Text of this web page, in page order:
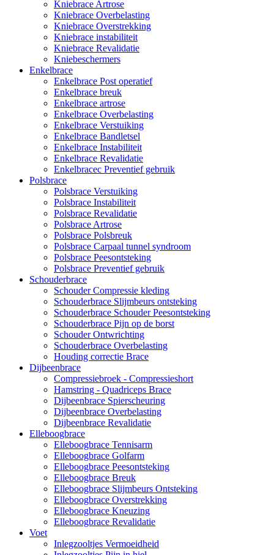
Kniebrace Artrose
Kniebrace Overbelasting
Kniebrace Overstrekking
Kniebrace instabiliteit
Kniebrace Revalidatie
Kniebeschermers
Enkelbrace
Enkelbrace Post operatief
Enkelbrace breuk
Enkelbrace artrose
Enkelbrace Overbelasting
Enkelbrace Verstuiking
Enkelbrace Bandletsel
Enkelbrace Instabiliteit
Enkelbrace Revalidatie
Enkelbracec Preventief gebruik
Polsbrace
Polsbrace Verstuiking
Polsbrace Instabiliteit
Polsbrace Revalidatie
Polsbrace Artrose
Polsbrace Polsbreuk
Polsbrace Carpaal tunnel syndroom
Polsbrace Peesontsteking
Polsbrace Preventief gebruik
Schouderbrace
Schouder Compressie kleding
Schouderbrace Slijmbeurs ontsteking
Schouderbrace Schouder Peesontsteking
Schouderbrace Pijn op de borst
Schouder Ontwrichting
Schouderbrace Overbelasting
Houding correctie Brace
Dijbeenbrace
Compressiebroek - Compressieshort
Hamstring - Quadriceps Brace
Dijbeenbrace Spierscheuring
Dijbeenbrace Overbelasting
Dijbeenbrace Revalidatie
Elleboogbrace
Elleboogbrace Tennisarm
Elleboogbrace Golfarm
Elleboogbrace Peesontsteking
Elleboogbrace Breuk
Elleboogbrace Slijmbeurs Ontsteking
Elleboogbrace Overstrekking
Elleboogbrace Kneuzing
Elleboogbrace Revalidatie
Voet
Inlegzooltjes Vermoeidheid